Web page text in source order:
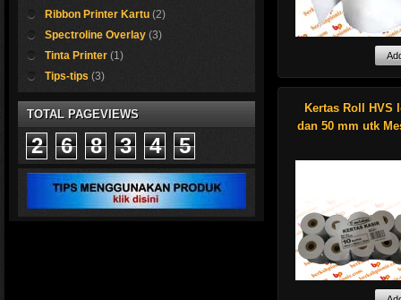
erk Otani
Kami sedia kertas
Cocok sekali untuk
Shop now !
kebutuhan ATK
bisnis anda diatas.
Harga dari kami
bersaing dengan
Kami
roll untuk struk
cash register HVS
THERMAL
ukuran seperti:
57mm x 40mm
80mm x 50mm
82mm x 90mm
75mm x 65mm
75mm x 60mm
68mm x 65mm
dan ukuran
menyesuaikan
Kertas Roll HVS
dan 50 mm utk
Ribbon Printer Kartu (2)
Spectroline Overlay (3)
Tinta Printer (1)
Tips-tips (3)
TOTAL PAGEVIEWS
2 6 8 3 4 5